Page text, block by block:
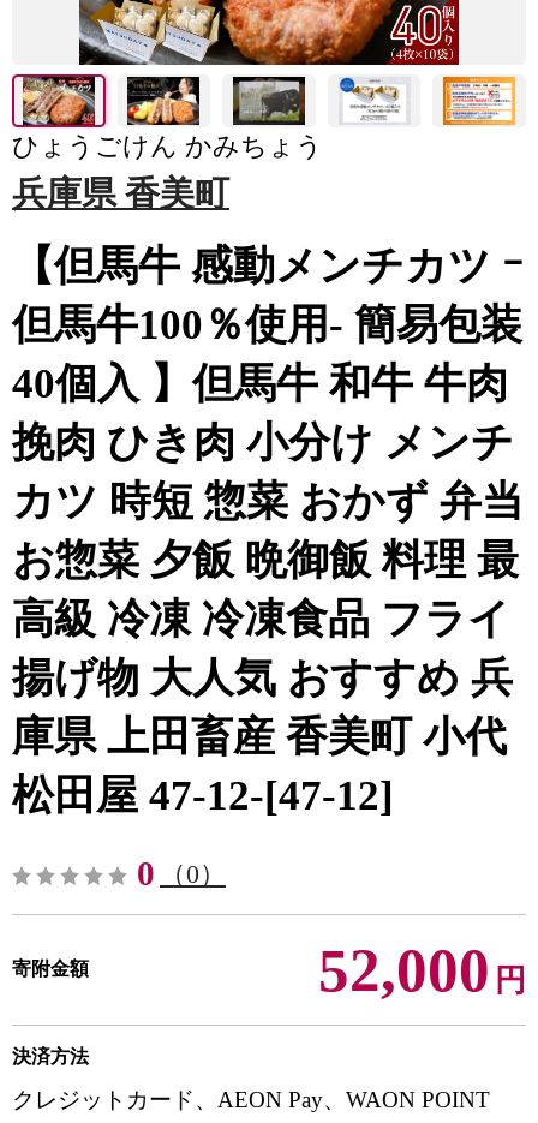
ひょうごけん かみちょう
兵庫県 香美町
【但馬牛 感動メンチカツ ｰ
但馬牛100％使用- 簡易包装
40個入 】但馬牛 和牛 牛肉
挽肉 ひき肉 小分け メンチ
カツ 時短 惣菜 おかず 弁当
お惣菜 夕飯 晩御飯 料理 最
高級 冷凍 冷凍食品 フライ
揚げ物 大人気 おすすめ 兵
庫県 上田畜産 香美町 小代
松田屋 47-12-[47-12]
0 （0）
寄附金額 52,000 円
決済方法
クレジットカード、AEON Pay、WAON POINT